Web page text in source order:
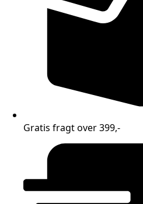
Gratis fragt over 399,-